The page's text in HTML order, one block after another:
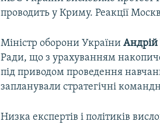
проводить у Криму. Реакції
Міністр оборони УкраїниАндрій
Ради, що з урахуванням
під приводом проведення
запланували стратегічні
Низка експертів і політиків